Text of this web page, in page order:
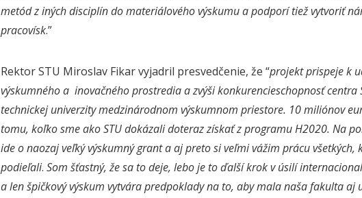
metód z iných disciplín do materiálového výskumu a podporí tiež vytvoriť
pracovísk.”
Rektor STU Miroslav Fikar vyjadril presvedčenie, že “projekt prispeje k
výskumného a inovačného prostredia a zvýši konkurencieschopnosť centra
technickej univerzity medzinárodnom výskumnom priestore. 10 miliónov
tomu, koľko sme ako STU dokázali doteraz získať z programu H2020. Na
ide o naozaj veľký výskumný grant a aj preto si veľmi vážim prácu
podieľali. Som šťastný, že sa to deje, lebo je to ďalší krok v úsilí
a len špičkový výskum vytvára predpoklady na to, aby mala naša fakulta aj